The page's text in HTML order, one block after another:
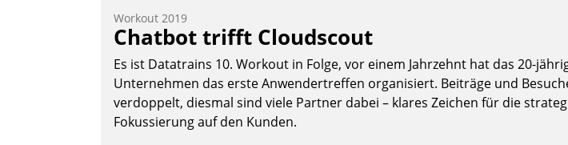
Workout 2019
Chatbot trifft Cloudscout
Es ist Datatrains 10. Workout in Folge, vor einem Jahrzehnt hat das 20-
Unternehmen das erste Anwendertreffen organisiert. Beiträge und
verdoppelt, diesmal sind viele Partner dabei – klares Zeichen für die
Fokussierung auf den Kunden.